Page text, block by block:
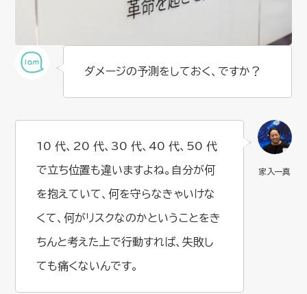
ダメージの予測をしておく、ですか？
10 代、20 代、30 代、40 代、50 代
で立ち位置も違いますよね。自分が何
を抱えていて、何を守らなきゃいけな
くて、何がリスクなのかということをき
ちんと考えた上で行動すれば、失敗し
ても痛くないんです。